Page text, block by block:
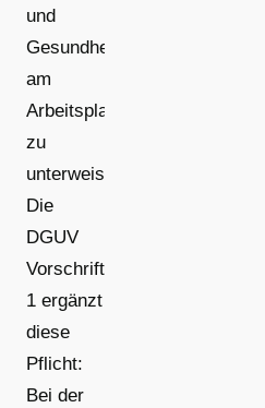
und
Gesundheitsschutz
am
Arbeitsplatz
zu
unterweisen.
Die
DGUV
Vorschrift
1 ergänzt
diese
Pflicht:
Bei der